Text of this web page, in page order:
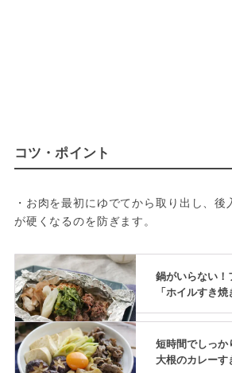
コツ・ポイント
・お肉を最初にゆでてから取り出し、
が硬くなるのを防ぎます。
鍋がいらない！
「ホイルすき焼
短時間でしっ
大根のカレーす